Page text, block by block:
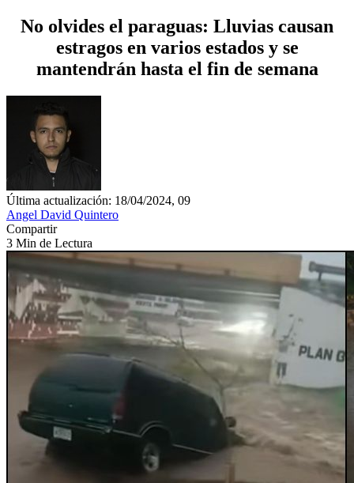
No olvides el paraguas: Lluvias causan
estragos en varios estados y se
mantendrán hasta el fin de semana
Última actualización: 18/04/2024, 09
Angel David Quintero
Compartir
3 Min de Lectura